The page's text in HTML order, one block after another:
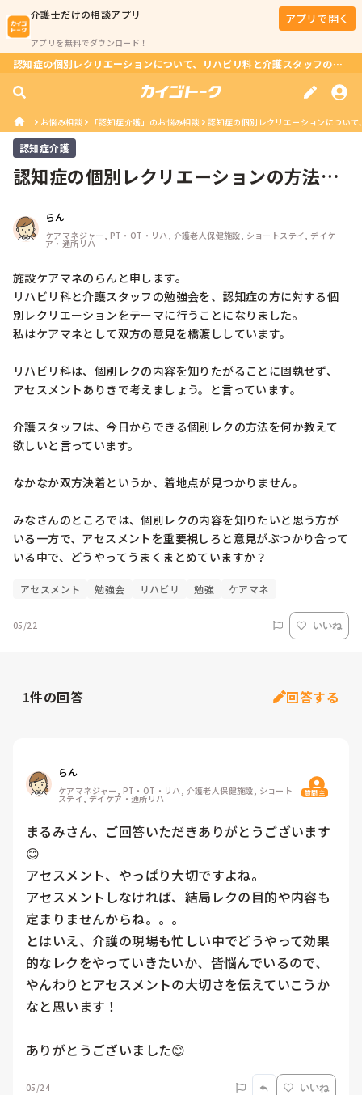
介護士だけの相談アプリ
アプリを無料でダウンロード！
アプリで開く
認知症の個別レクリエーションについて、リハビリ科と介護スタッフの意見が対立！解決策は？
お悩み相談 「認知症介護」のお悩み相談 認知症の個別レクリエーションについ
認知症介護
認知症の個別レクリエーションの方法を
らん
ケアマネジャー, PT・OT・リハ, 介護老人保健施設, ショートステイ, デイケ
ア・通所リハ
施設ケアマネのらんと申します。
リハビリ科と介護スタッフの勉強会を、認知症の方に対する個
別レクリエーションをテーマに行うことになりました。
私はケアマネとして双方の意見を橋渡ししています。
リハビリ科は、個別レクの内容を知りたがることに固執せず、
アセスメントありきで考えましょう。と言っています。
介護スタッフは、今日からできる個別レクの方法を何か教えて
欲しいと言っています。
なかなか双方決着というか、着地点が見つかりません。
みなさんのところでは、個別レクの内容を知りたいと思う方が
いる一方で、アセスメントを重要視しろと意見がぶつかり合って
いる中で、どうやってうまくまとめていますか？
アセスメント 勉強会 リハビリ 勉強 ケアマネ
05/22 いいね
1件の回答 回答する
らん
ケアマネジャー, PT・OT・リハ, 介護老人保健施設, ショート
ステイ, デイケア・通所リハ 質問主
まるみさん、ご回答いただきありがとうございます
😊
アセスメント、やっぱり大切ですよね。
アセスメントしなければ、結局レクの目的や内容も
定まりませんからね。。。
とはいえ、介護の現場も忙しい中でどうやって効果
的なレクをやっていきたいか、皆悩んでいるので、
やんわりとアセスメントの大切さを伝えていこうか
なと思います！
ありがとうございました😊
05/24 いいね